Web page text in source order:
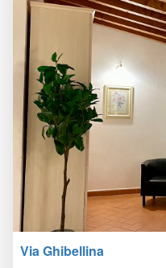
Via Ghibellina